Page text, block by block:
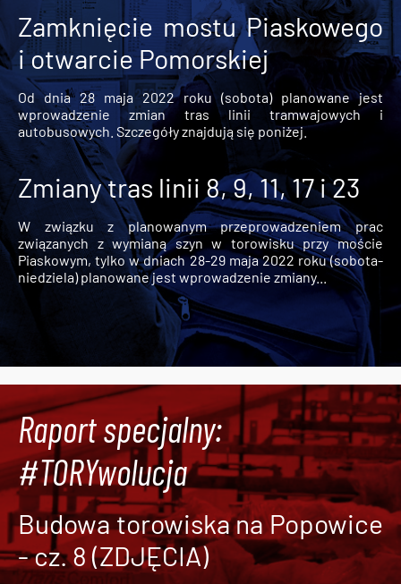
Zamknięcie mostu Piaskowego
i otwarcie Pomorskiej
Od dnia 28 maja 2022 roku (sobota) planowane jest
wprowadzenie zmian tras linii tramwajowych i
autobusowych. Szczegóły znajdują się poniżej.
Zmiany tras linii 8, 9, 11, 17 i 23
W związku z planowanym przeprowadzeniem prac
związanych z wymianą szyn w torowisku przy moście
Piaskowym, tylko w dniach 28-29 maja 2022 roku (sobota-
niedziela) planowane jest wprowadzenie zmiany...
Raport specjalny:
#TORYwolucja
Budowa torowiska na Popowice
- cz. 8 (ZDJĘCIA)